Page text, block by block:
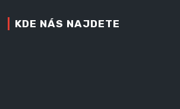
KDE NÁS NAJDETE